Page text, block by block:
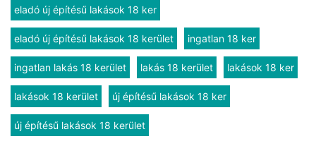
eladó új építésű lakások 18 ker
eladó új építésű lakások 18 kerület ingatlan 18 ker
ingatlan lakás 18 kerület lakás 18 kerület lakások 18 ker
lakások 18 kerület új építésű lakások 18 ker
új építésű lakások 18 kerület